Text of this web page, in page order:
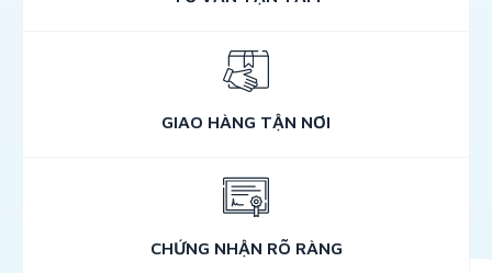
GIAO HÀNG TẬN NƠI
CHỨNG NHẬN RÕ RÀNG